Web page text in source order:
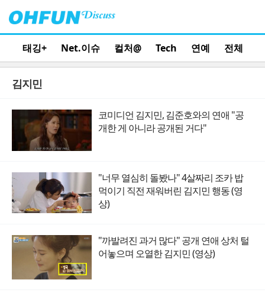
태깅+ Net.이슈 컬처@ Tech 연예 전체
김지민
코미디언 김지민, 김준호와의 연애 "공
개한 게 아니라 공개된 거다"
"너무 열심히 돌봤나" 4살짜리 조카 밥
먹이기 직전 재워버린 김지민 행동 (영
상)
"까발려진 과거 많다" 공개 연애 상처 털
어놓으며 오열한 김지민 (영상)